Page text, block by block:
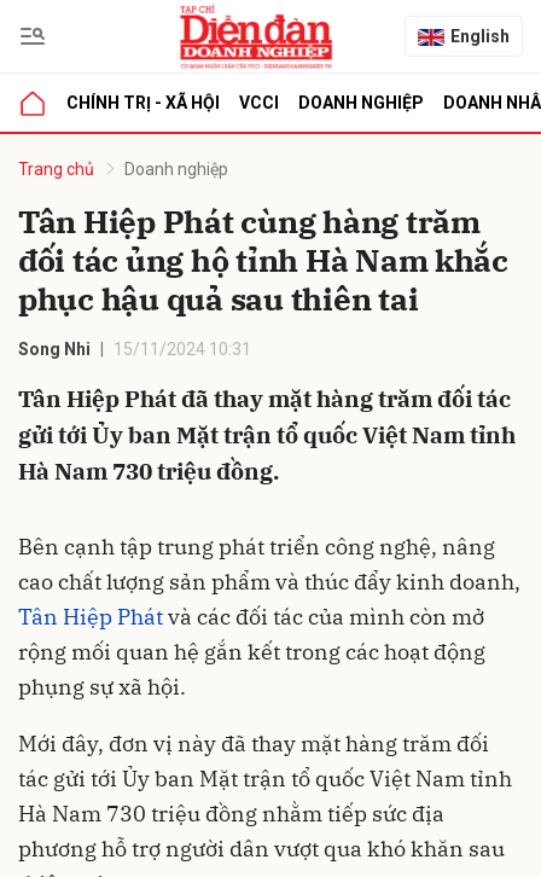
English
CHÍNH TRỊ - XÃ HỘI VCCI DOANH NGHIỆP DOANH
Trang chủ Doanh nghiệp
Tân Hiệp Phát cùng hàng trăm
đối tác ủng hộ tỉnh Hà Nam khắc
phục hậu quả sau thiên tai
Song Nhi 15/11/2024 10:31
Tân Hiệp Phát đã thay mặt hàng trăm đối tác
gửi tới Ủy ban Mặt trận tổ quốc Việt Nam tỉnh
Hà Nam 730 triệu đồng.
Bên cạnh tập trung phát triển công nghệ, nâng
cao chất lượng sản phẩm và thúc đẩy kinh doanh,
Tân Hiệp Phátvà các đối tác của mình còn mở
rộng mối quan hệ gắn kết trong các hoạt động
phụng sự xã hội.
Mới đây, đơn vị này đã thay mặt hàng trăm đối
tác gửi tới Ủy ban Mặt trận tổ quốc Việt Nam tỉnh
Hà Nam 730 triệu đồng nhằm tiếp sức địa
phương hỗ trợ người dân vượt qua khó khăn sau
luận
Hủy